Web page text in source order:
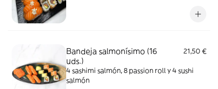
Bandeja salmonísimo (16
uds.)
21,50 €
4 sashimi salmón, 8 passion roll y 4 sushi
salmón